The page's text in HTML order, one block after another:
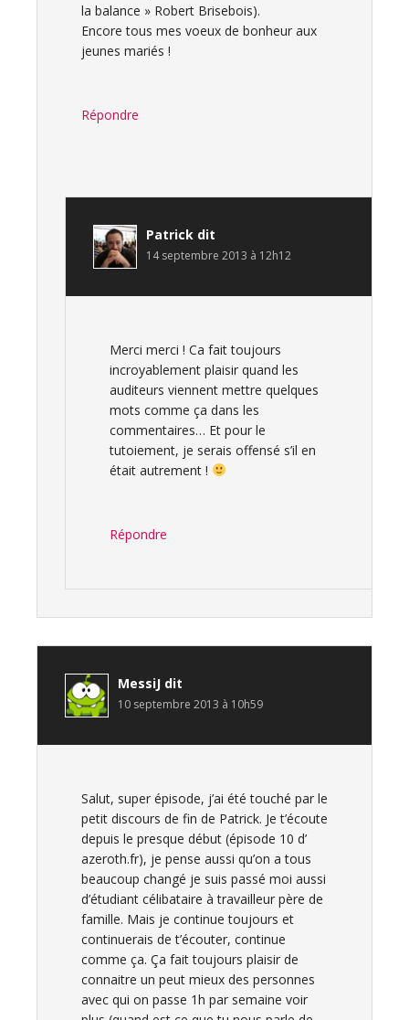
la balance » Robert Brisebois).
Encore tous mes voeux de bonheur aux
jeunes mariés !
Répondre
Patrick dit
14 septembre 2013 à 12h12
Merci merci ! Ca fait toujours
incroyablement plaisir quand les
auditeurs viennent mettre quelques
mots comme ça dans les
commentaires… Et pour le
tutoiement, je serais offensé s’il en
était autrement !
Répondre
MessiJ dit
10 septembre 2013 à 10h59
Salut, super épisode, j’ai été touché par le
petit discours de fin de Patrick. Je t’écoute
depuis le presque début (épisode 10 d’
azeroth.fr), je pense aussi qu’on a tous
beaucoup changé je suis passé moi aussi
d’étudiant célibataire à travailleur père de
famille. Mais je continue toujours et
continuerais de t’écouter, continue
comme ça. Ça fait toujours plaisir de
connaitre un peut mieux des personnes
avec qui on passe 1h par semaine voir